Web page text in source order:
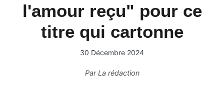
l'amour reçu" pour ce
titre qui cartonne
30 Décembre 2024
ParLa rédaction